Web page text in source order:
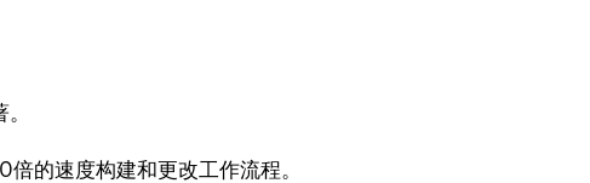
的速度构建和更改工作流程。